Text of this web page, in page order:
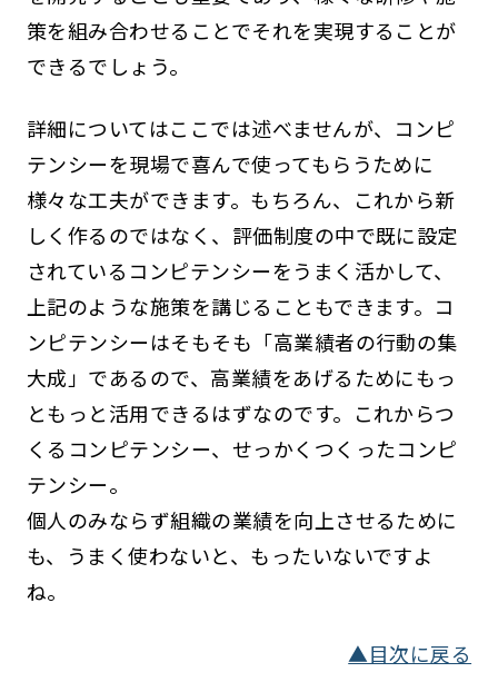
策を組み合わせることでそれを実現することが
できるでしょう。
詳細についてはここでは述べませんが、コンピ
テンシーを現場で喜んで使ってもらうために
様々な工夫ができます。もちろん、これから新
しく作るのではなく、評価制度の中で既に設定
されているコンピテンシーをうまく活かして、
上記のような施策を講じることもできます。コ
ンピテンシーはそもそも「高業績者の行動の集
大成」であるので、高業績をあげるためにもっ
ともっと活用できるはずなのです。これからつ
くるコンピテンシー、せっかくつくったコンピ
テンシー。
個人のみならず組織の業績を向上させるために
も、うまく使わないと、もったいないですよ
ね。
▲目次に戻る